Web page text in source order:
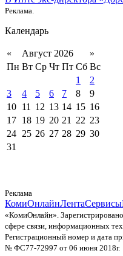
Реклама.
Календарь
« Август 2026
»
Пн Вт Ср Чт Пт Сб Вс
1
2
3
4 5 6 7 8
9
10 11 12 13 14 15 16
17 18 19 20 21 22 23
24 25 26 27 28 29 30
31
Реклама
КомиОнлайнЛентаСервисы
«КомиОнлайн».
сфере связи, информационных
Регистрационный номер и дата
№ ФС77-72997 от 06 июня 2018г.